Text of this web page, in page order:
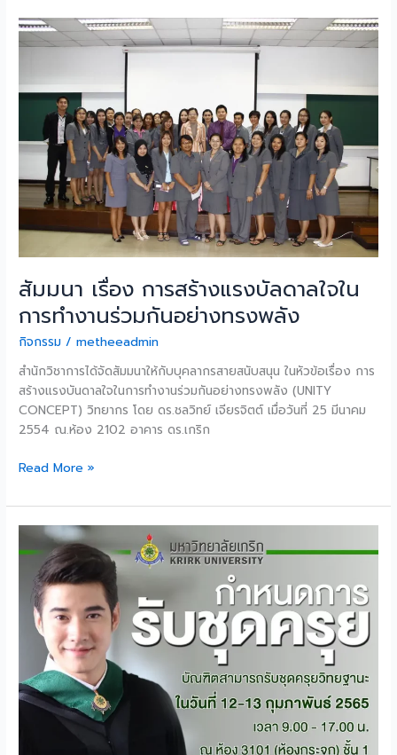
สัมมนา เรื่อง การสร้างแรงบัลดาลใจใน
การทำงานร่วมกันอย่างทรงพลัง
กิจกรรม /metheeadmin
สำนักวิชาการได้จัดสัมมนาให้กับบุคลากรสายสนับสนุน ในหัวข้อเรื่อง การ
สร้างแรงบันดาลใจในการทำงานร่วมกันอย่างทรงพลัง (UNITY
CONCEPT) วิทยากร โดย ดร.ชลวิทย์ เจียรจิตต์ เมื่อวันที่ 25 มีนาคม
2554 ณ.ห้อง 2102 อาคาร ดร.เกริก
สัมมนา
เรื่อง
สร้าง
แรง
ดาล
ใน
กัน
อย่าง
ทรง
พลัง
Read More »
กำหนดการ
รับ
ครุย
มหาวิทยาลัย
เกริก